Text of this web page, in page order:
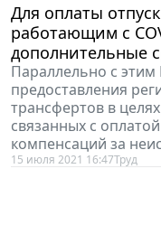
Для оплаты
работающим с
дополнительные
Параллельно с
предоставления
трансфертов в
связанных с
компенсаций за
15 июля 2021 16:47Труд